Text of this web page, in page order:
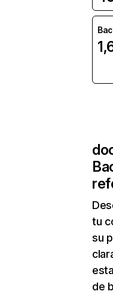
tu
su
de